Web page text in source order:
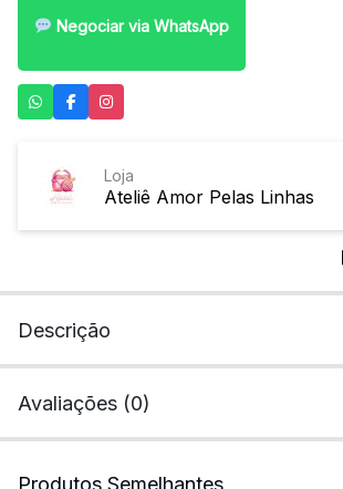
Negociar via WhatsApp
Ateliê Amor Pelas Linhas
Loja
Descrição
Avaliações (0)
Produtos Semelhantes